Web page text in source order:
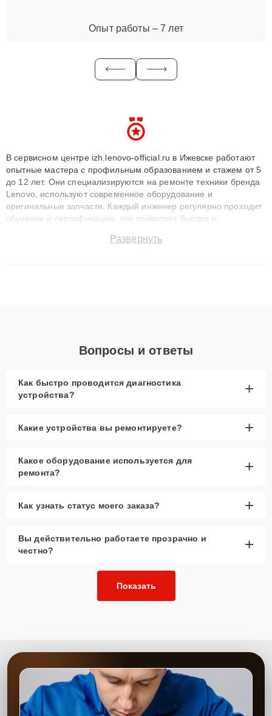
Опыт работы – 7 лет
В сервисном центре izh.lenovo-official.ru в Ижевске работают
опытные мастера с профильным образованием и стажем от 5
до 12 лет. Они специализируются на ремонте техники бренда
Lenovo, используют современное оборудование и
оригинальные запчасти. Каждый инженер регулярно проходит
обучение и сертификацию, что позволяет быстро и
сохранением гарантии до 3 лет. Наши мастера решают
Развернуть
Вопросы и ответы
Как быстро проводится диагностика
устройства?
+
Какие устройства вы ремонтируете? +
Какое оборудование используется для
ремонта?
+
Как узнать статус моего заказа? +
Вы действительно работаете прозрачно и
честно?
+
Показать